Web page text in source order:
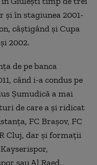
şi în stagiunea 2001-
câştigând şi Cupa
2002.
de pe banca
când i-a condus pe
Şumudică a mai
de care a şi ridicat
FC Braşov, FC
Cluj, dar şi formaţii
sau Al Raed.